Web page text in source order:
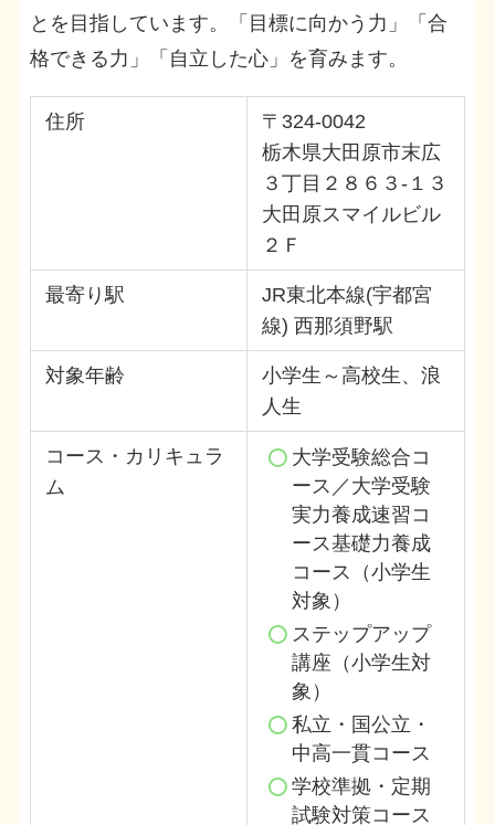
とを目指しています。「目標に向かう力」「合
格できる力」「自立した心」を育みます。
住所
〒324-0042
栃木県大田原市末広
３丁目２８６３-１３
大田原スマイルビル
２Ｆ
最寄り駅
JR東北本線(宇都宮
線) 西那須野駅
対象年齢
小学生～高校生、浪
人生
コース・カリキュラ
ム
大学受験総合コ
ース／大学受験
実力養成速習コ
ース基礎力養成
コース（小学生
対象）
ステップアップ
講座（小学生対
象）
私立・国公立・
中高一貫コース
学校準拠・定期
試験対策コース